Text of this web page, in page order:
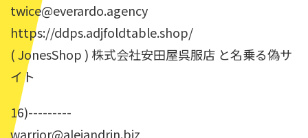
twice@everardo.agency
https://ddps.adjfoldtable.shop/
( JonesShop ) 株式会社安田屋呉服店 と名乗る偽サ
イト
16)---------
warrior@alejandrin.biz